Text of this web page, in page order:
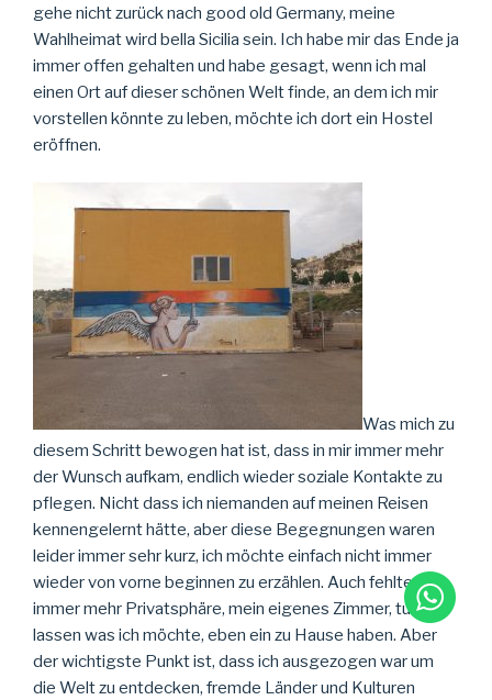
gehe nicht zurück nach good old Germany, meine
Wahlheimat wird bella Sicilia sein. Ich habe mir das Ende ja
immer offen gehalten und habe gesagt, wenn ich mal
einen Ort auf dieser schönen Welt finde, an dem ich mir
vorstellen könnte zu leben, möchte ich dort ein Hostel
eröffnen.
Was mich zu
diesem Schritt bewogen hat ist, dass in mir immer mehr
der Wunsch aufkam, endlich wieder soziale Kontakte zu
pflegen. Nicht dass ich niemanden auf meinen Reisen
kennengelernt hätte, aber diese Begegnungen waren
leider immer sehr kurz, ich möchte einfach nicht immer
wieder von vorne beginnen zu erzählen. Auch fehlte mir
immer mehr Privatsphäre, mein eigenes Zimmer, tun und
lassen was ich möchte, eben ein zu Hause haben. Aber
der wichtigste Punkt ist, dass ich ausgezogen war um
die Welt zu entdecken, fremde Länder und Kulturen